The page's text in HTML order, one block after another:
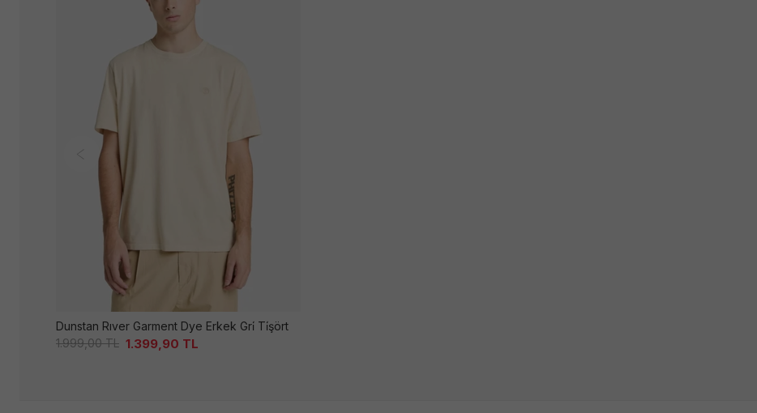
Dunstan Rıver Garment Dye Erkek Gri̇ Ti̇şört
1.999,00TL 1.399,90 TL